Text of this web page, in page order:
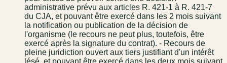
administrative prévu aux articles R. 421-1 à R. 421-7
du CJA, et pouvant être exercé dans les 2 mois suivant
la notification ou publication de la décision de
l'organisme (le recours ne peut plus, toutefois, être
exercé après la signature du contrat). - Recours de
pleine juridiction ouvert aux tiers justifiant d'un intérêt